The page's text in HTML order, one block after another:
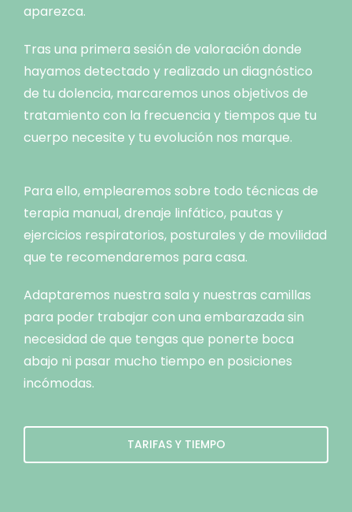
aparezca.
Tras una primera sesión de valoración donde
hayamos detectado y realizado un diagnóstico
de tu dolencia, marcaremos unos objetivos de
tratamiento con la frecuencia y tiempos que tu
cuerpo necesite y tu evolución nos marque.
Para ello, emplearemos sobre todo técnicas de
terapia manual, drenaje linfático, pautas y
ejercicios respiratorios, posturales y de movilidad
que te recomendaremos para casa.
Adaptaremos nuestra sala y nuestras camillas
para poder trabajar con una embarazada sin
necesidad de que tengas que ponerte boca
abajo ni pasar mucho tiempo en posiciones
incómodas.
TARIFAS Y TIEMPO